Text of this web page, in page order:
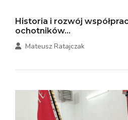
Historia i rozwój
ochotników...
Mateusz Ratajczak